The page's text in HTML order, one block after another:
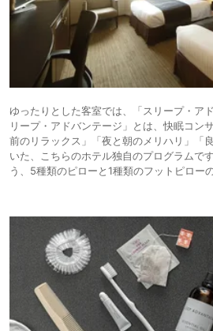
ゆったりとした客室では、「スリープ・ア
リープ・アドバンテージ」とは、快眠コン
前のリラックス」「夜と朝のメリハリ」「
いた、こちらのホテル独自のプログラムで
う、5種類のピローと1種類のフットピロー